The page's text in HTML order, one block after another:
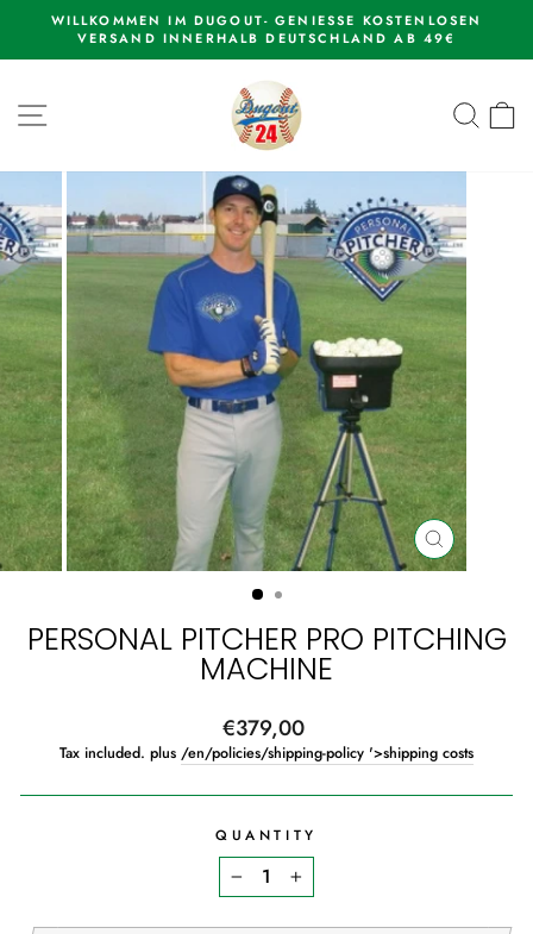
content
Pause
IM DUGOUT- GENIESSE KOSTENLOSEN
INNERHALB DEUTSCHLAND AB 49€
CLOSE
(ESC)
PERSONAL PITCHER PRO PITCHING
MACHINE
Regular
price
€379,00
Tax included. plus /en/policies/shipping-policy '>shipping costs
QUANTITY
− +